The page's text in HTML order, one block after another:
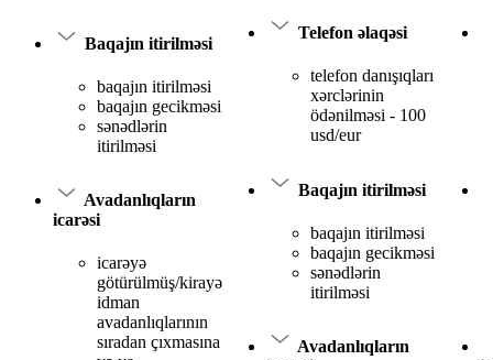
Baqajın itirilməsi
baqajın itirilməsi
baqajın gecikməsi
sənədlərin
itirilməsi
Avadanlıqların
icarəsi
icarəyə
götürülmüş/kirayə
idman
avadanlıqlarının
sıradan çıxmasına
Telefon əlaqəsi
telefon danışıqları
xərclərinin
ödənilməsi - 100
usd/eur
Baqajın itirilməsi
baqajın itirilməsi
baqajın gecikməsi
sənədlərin
itirilməsi
Avadanlıqların